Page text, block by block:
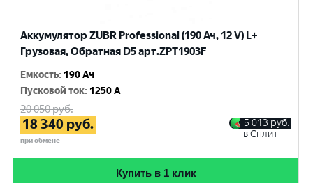
Аккумулятор ZUBR Professional (190 Ач, 12 V) L+
Грузовая, Обратная D5 арт.ZPT1903F
Емкость: 190 Ач
Пусковой ток: 1250 A
20 050руб.
18 340 руб.
при обмене
5 013 руб.
в Сплит
Купить в 1 клик